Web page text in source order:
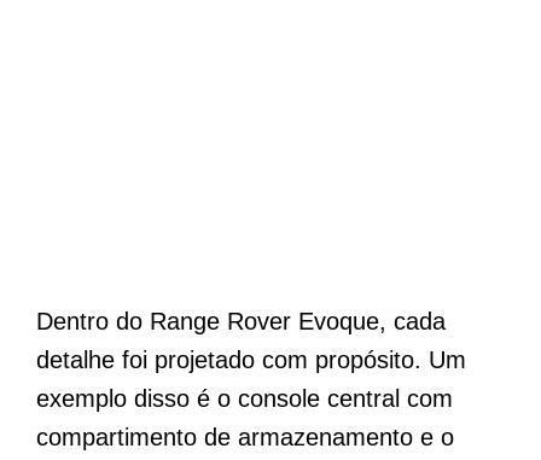
Dentro do Range Rover Evoque, cada
detalhe foi projetado com propósito. Um
exemplo disso é o console central com
compartimento de armazenamento e o